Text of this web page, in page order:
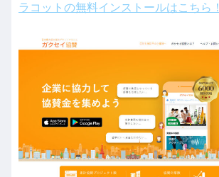
ラコットの無料インストールはこちら！